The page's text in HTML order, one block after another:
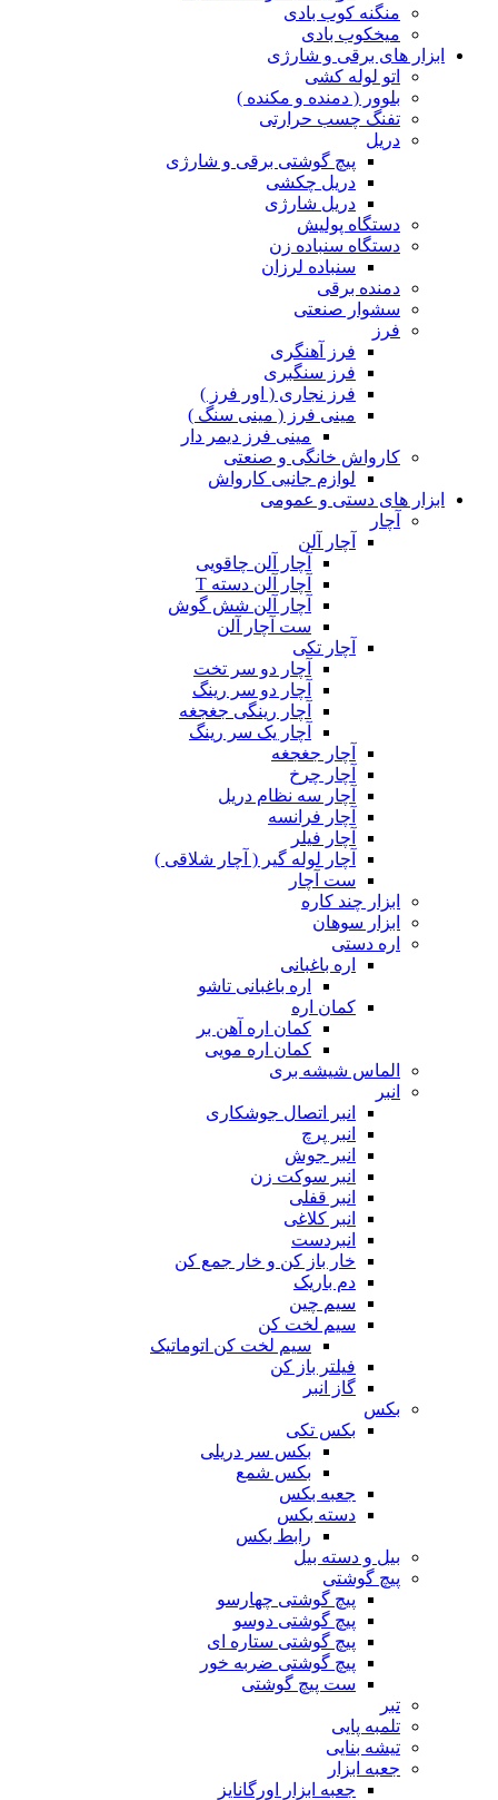
منگنه کوب بادی
میخکوب بادی
ابزار های برقی و شارژی
اتو لوله کشی
بلوور ( دمنده و مکنده )
تفنگ چسب حرارتی
دریل
پیچ گوشتی برقی و شارژی
دریل چکشی
دریل شارژی
دستگاه پولیش
دستگاه سنباده زن
سنباده لرزان
دمنده برقی
سشوار صنعتی
فرز
فرز آهنگری
فرز سنگبری
فرز نجاری ( اور فرز )
مینی فرز ( مینی سنگ )
مینی فرز دیمر دار
کارواش خانگی و صنعتی
لوازم جانبی کارواش
ابزار های دستی و عمومی
آچار
آچار آلن
آچار آلن چاقویی
آچار آلن دسته T
آچار آلن شش گوش
ست آچار آلن
آچار تکی
آچار دو سر تخت
آچار دو سر رینگ
آچار رینگی جغجغه
آچار یک سر رینگ
آچار جغجغه
آچار چرخ
آچار سه نظام دریل
آچار فرانسه
آچار فیلر
آچار لوله گیر ( آچار شلاقی )
ست آچار
ابزار چند کاره
ابزار سوهان
اره دستی
اره باغبانی
اره باغبانی تاشو
کمان اره
کمان اره آهن بر
کمان اره مویی
الماس شیشه بری
انبر
انبر اتصال جوشکاری
انبر پرچ
انبر جوش
انبر سوکت زن
انبر قفلی
انبر کلاغی
انبردست
خار باز کن و خار جمع کن
دم باریک
سیم چین
سیم لخت کن
سیم لخت کن اتوماتیک
فیلتر باز کن
گاز انبر
بکس
بکس تکی
بکس سر دریلی
بکس شمع
جعبه بکس
دسته بکس
رابط بکس
بیل و دسته بیل
پیچ گوشتی
پیچ گوشتی چهارسو
پیچ گوشتی دوسو
پیچ گوشتی ستاره‌ ای
پیچ گوشتی ضربه خور
ست پیچ گوشتی
تبر
تلمبه پایی
تیشه بنایی
جعبه ابزار
جعبه ابزار اورگانایز